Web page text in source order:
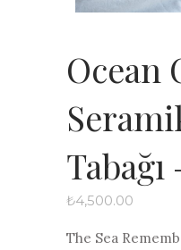
Ocean
Tabağı
₺4,500.00
The Sea